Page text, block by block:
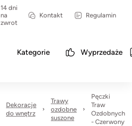
14 dni
na
zwrot
Kontakt Regulamin
Kategorie Wyprzedaże
Dekoracje
do wnętrz
Trawy
ozdobne
suszone
Pęczki
Traw
Ozdobnych
- Czerwony